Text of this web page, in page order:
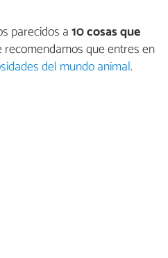
parecidos a10 cosas que
recomendamos que entres en
del mundo animal.